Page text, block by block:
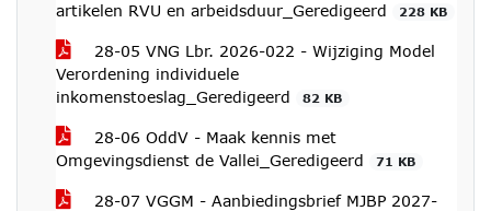
artikelen RVU en arbeidsduur_Geredigeerd
228 KB
28-05 VNG Lbr. 2026-022 - Wijziging Model
Verordening individuele
inkomenstoeslag_Geredigeerd
82 KB
28-06 OddV - Maak kennis met
Omgevingsdienst de Vallei_Geredigeerd
71 KB
28-07 VGGM - Aanbiedingsbrief MJBP 2027-